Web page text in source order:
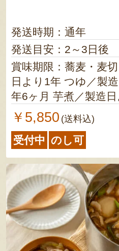
発送時期：通年
発送目安：2～3日後
賞味期限：蕎麦・麦
日より1年 つゆ／製造日より1
年6ヶ月 芋煮／製造日より1年
玉こんにゃく／製造
月
￥5,850 (送料込)
受付中 のし可